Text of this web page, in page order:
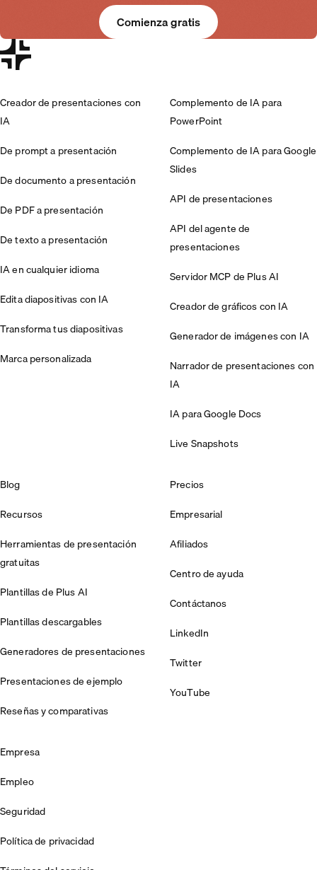
Comienza gratis
Creador de presentaciones con
IA
De prompt a presentación
De documento a presentación
De PDF a presentación
De texto a presentación
IA en cualquier idioma
Edita diapositivas con IA
Transforma tus diapositivas
Marca personalizada
Complemento de IA para
PowerPoint
Complemento de IA para Google
Slides
API de presentaciones
API del agente de
presentaciones
Servidor MCP de Plus AI
Creador de gráficos con IA
Generador de imágenes con IA
Narrador de presentaciones con
IA
IA para Google Docs
Live Snapshots
Blog
Recursos
Herramientas de presentación
gratuitas
Plantillas de Plus AI
Plantillas descargables
Generadores de presentaciones
Presentaciones de ejemplo
Reseñas y comparativas
Precios
Empresarial
Afiliados
Centro de ayuda
Contáctanos
LinkedIn
Twitter
YouTube
Empresa
Empleo
Seguridad
Política de privacidad